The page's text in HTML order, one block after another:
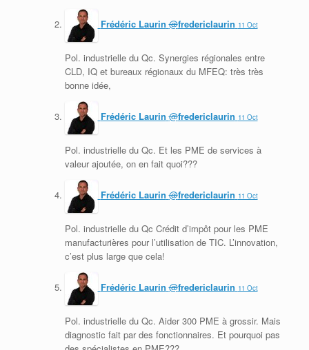
Frédéric Laurin ‏@fredericlaurin 11 Oct
Pol. industrielle du Qc. Synergies régionales entre
CLD, IQ et bureaux régionaux du MFEQ: très très
bonne idée,
Frédéric Laurin ‏@fredericlaurin 11 Oct
Pol. industrielle du Qc. Et les PME de services à
valeur ajoutée, on en fait quoi???
Frédéric Laurin ‏@fredericlaurin 11 Oct
Pol. industrielle du Qc Crédit d’impôt pour les PME
manufacturières pour l’utilisation de TIC. L’innovation,
c’est plus large que cela!
Frédéric Laurin ‏@fredericlaurin 11 Oct
Pol. industrielle du Qc. Aider 300 PME à grossir. Mais
diagnostic fait par des fonctionnaires. Et pourquoi pas